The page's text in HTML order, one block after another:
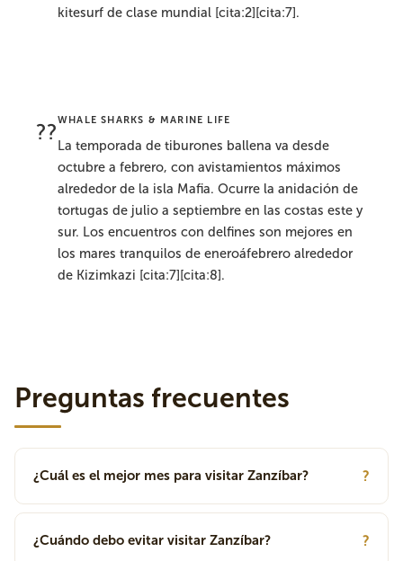
kitesurf de clase mundial [cita:2][cita:7].
??WHALE SHARKS & MARINE LIFE
La temporada de tiburones ballena va desde
octubre a febrero, con avistamientos máximos
alrededor de la isla Mafia. Ocurre la anidación de
tortugas de julio a septiembre en las costas este y
sur. Los encuentros con delfines son mejores en
los mares tranquilos de eneroáfebrero alrededor
de Kizimkazi [cita:7][cita:8].
Preguntas frecuentes
¿Cuál es el mejor mes para visitar Zanzíbar? ?
¿Cuándo debo evitar visitar Zanzíbar? ?